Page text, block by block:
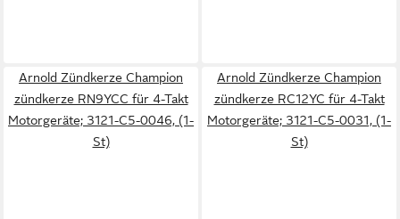
Arnold Zündkerze Champion
zündkerze RN9YCC für 4-Takt
Motorgeräte; 3121-C5-0046, (1-
St)
Arnold Zündkerze Champion
zündkerze RC12YC für 4-Takt
Motorgeräte; 3121-C5-0031, (1-
St)